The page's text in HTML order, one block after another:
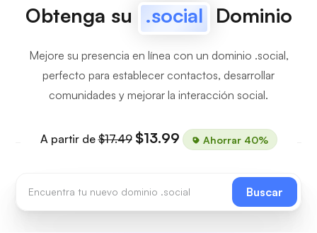
Obtenga su .social Dominio
Mejore su presencia en línea con un dominio .social,
perfecto para establecer contactos, desarrollar
comunidades y mejorar la interacción social.
A partir de$17.49 $13.99 Ahorrar 40%
Buscar